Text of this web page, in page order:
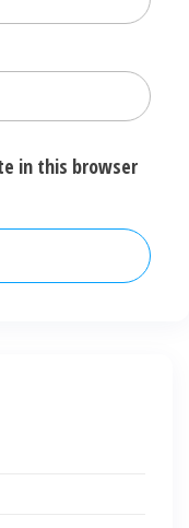
in this browser